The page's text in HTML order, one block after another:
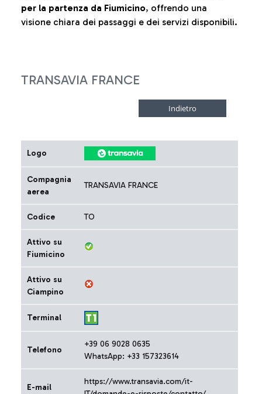
per la partenza da Fiumicino, offrendo una
visione chiara dei passaggi e dei servizi disponibili.
TRANSAVIA FRANCE
Logo
Compagnia
aerea
TRANSAVIA FRANCE
Codice TO
Attivo su
Fiumicino
Attivo su
Ciampino
Terminal
Telefono
+39 06 9028 0635
WhatsApp: +33 157323614
E-mail
https://www.transavia.com/it-